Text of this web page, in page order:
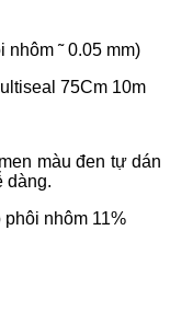
˜ 0.05 mm)
màu đen tự dán
dàng.
nhôm 11%